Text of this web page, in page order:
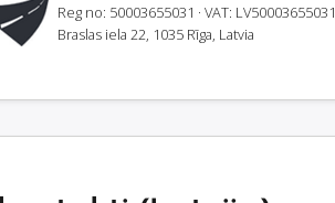
Reg no: 50003655031 · VAT: LV50003655031
Braslas iela 22, 1035 Rīga, Latvia